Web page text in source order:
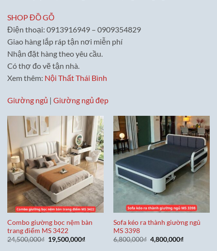
SHOP ĐỒ GỖ
Điện thoại: 0913916949 – 0909354829
Giao hàng lắp ráp tận nơi miễn phí
Nhận đặt hàng theo yêu cầu.
Có thợ đo vẽ tận nhà.
Xem thêm: Nội Thất Thái Bình
Giường ngủ | Giường ngủ đẹp
Combo giường bọc nệm bàn
trang điểm MS 3422
24,500,000₫ Giá
gốc
19,500,000₫Giá
Sofa kéo ra thành giường ngủ
MS 3398
6,800,000₫ Giá
gốc
4,800,000₫Giá